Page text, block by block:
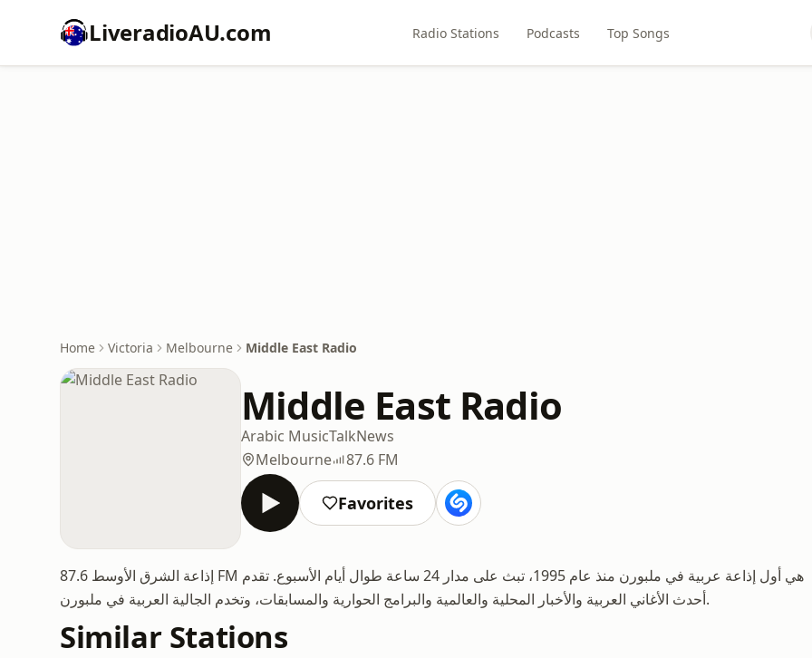
LiveradioAU.com Radio Stations Podcasts Top Songs
Home Victoria Melbourne Middle East Radio
Middle East Radio
Arabic MusicTalkNews
Melbourne
87.6 FM
Favorites
إذاعة الشرق الأوسط 87.6 FM هي أول إذاعة عربية في ملبورن منذ عام 1995، تبث على مدار 24 ساعة طوال أيام الأسبوع. تقدم
أحدث الأغاني العربية والأخبار المحلية والعالمية والبرامج الحوارية والمسابقات، وتخدم الجالية العربية في ملبورن.
Similar Stations